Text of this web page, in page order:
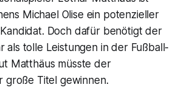
Michael Olise ein potenzieller
Doch dafür benötigt der
als tolle Leistungen in der Fußball-
Matthäus müsste der
große Titel gewinnen.